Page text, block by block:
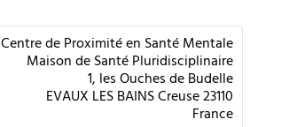
Centre de Proximité en Santé Mentale
Maison de Santé Pluridisciplinaire
1, les Ouches de Budelle
EVAUX LES BAINSCreuse23110
France